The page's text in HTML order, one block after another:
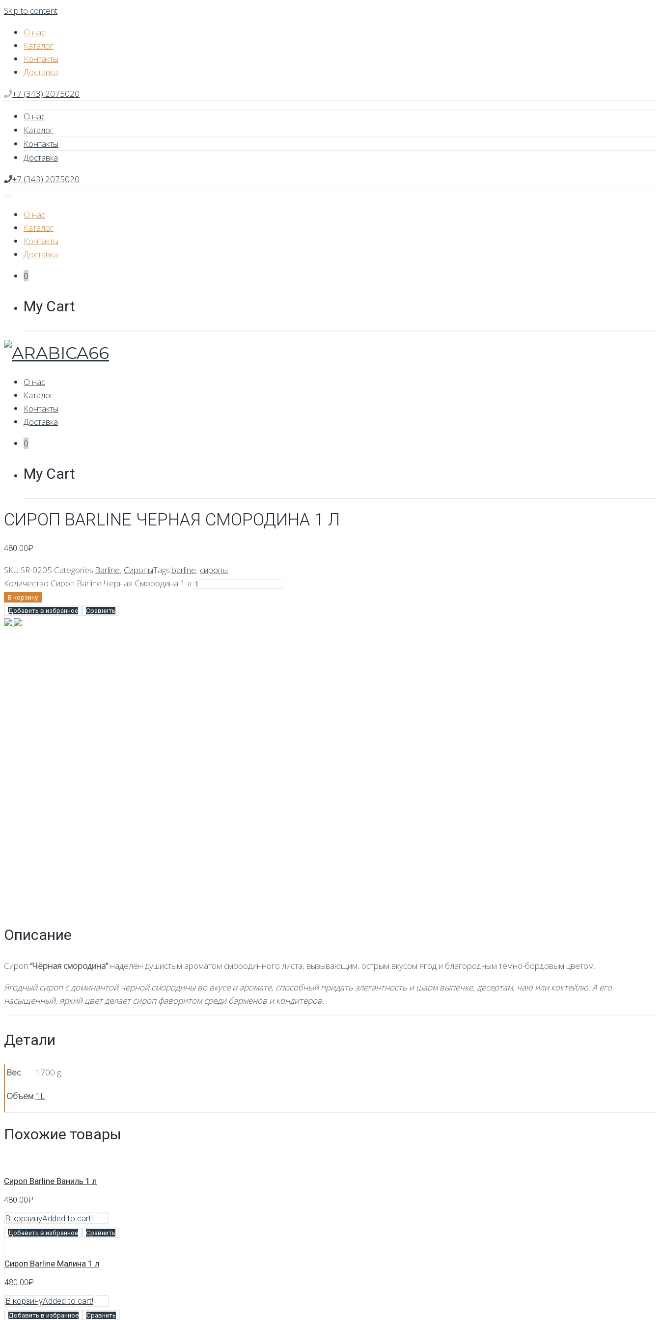
Skip to content
О нас
Каталог
Контакты
Доставка
+7 (343) 2075020
О нас
Каталог
Контакты
Доставка
+7 (343) 2075020
О нас
Каталог
Контакты
Доставка
0
My Cart
О нас
Каталог
Контакты
Доставка
0
My Cart
СИРОП BARLINE ЧЕРНАЯ СМОРОДИНА 1 Л
480.00₽
SKU:SR-0205 Categories:Barline, СиропыTags:barline, сиропы
Количество Сироп Barline Черная Смородина 1 л
В корзину
Добавить в избранное
Сравнить
Описание
Сироп “Чёрная смородина”наделён душистым ароматом смородинного листа, вызывающим, острым вкусом ягод и благородным тёмно-бордовым цветом.
Ягодный сироп с доминантой черной смородины во вкусе и аромате, способный придать элегантность и шарм выпечке, десертам, чаю или коктейлю. А его
насыщенный, яркий цвет делает сироп фаворитом среди барменов и кондитеров.
Детали
Вес 1700 g
Объем 1L
Похожие товары
Сироп Barline Ваниль 1 л
480.00₽
В корзинуAdded to cart!
Добавить в избранное Сравнить
Сироп Barline Малина 1 л
480.00₽
В корзинуAdded to cart!
Добавить в избранное Сравнить